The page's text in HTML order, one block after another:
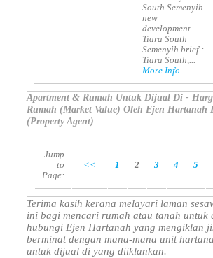
South Semenyih
new
development----
Tiara South
Semenyih brief :
Tiara South,...
More Info
Apartment & Rumah Untuk Dijual Di -
Rumah (Market Value) Oleh Ejen Hartanah
(Property Agent)
Jump
to
Page:
<< 1 2 3 4 5
Terima kasih kerana melayari laman
ini bagi mencari rumah atau tanah untuk
hubungi Ejen Hartanah yang mengiklan
berminat dengan mana-mana unit
untuk dijual di yang diiklankan.